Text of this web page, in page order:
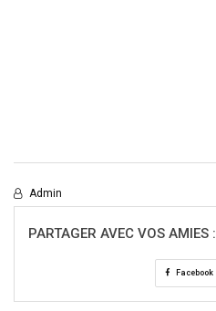
Admin
PARTAGER AVEC VOS AMIES :
Facebook